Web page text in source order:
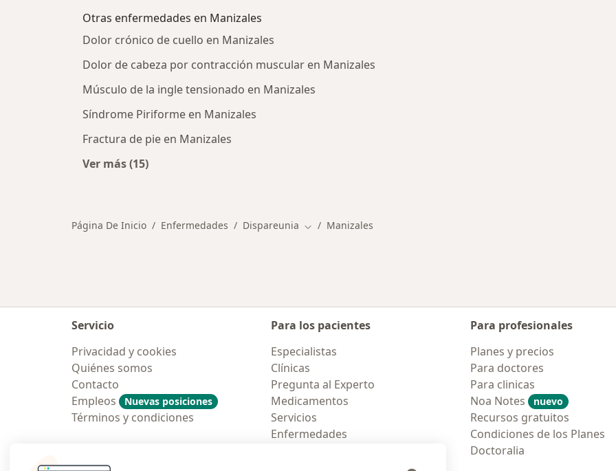
Otras enfermedades en Manizales
Dolor crónico de cuello en Manizales
Dolor de cabeza por contracción muscular en Manizales
Músculo de la ingle tensionado en Manizales
Síndrome Piriforme en Manizales
Fractura de pie en Manizales
Ver más (15)
Página De Inicio Enfermedades Dispareunia Cambiar de ciudad
Manizales
Servicio
Privacidad y cookies
Quiénes somos
Contacto
Empleos
Nuevas posiciones
Términos y condiciones
Para los pacientes
Especialistas
Clínicas
Pregunta al Experto
Medicamentos
Servicios
Enfermedades
Para profesionales
Planes y precios
Para doctores
Para clinicas
Noa Notes
nuevo
Recursos gratuitos
Condiciones de los Planes
Doctoralia